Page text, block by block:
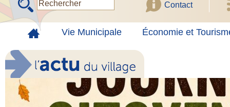
Contact
Vie Municipale Économie et